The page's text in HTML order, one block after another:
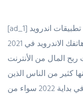
[ad_1] هذا المقال تحديث سنة 2022 حول أفضل تطبيقات اندرويد
لربح المال بنسبة 100٪ من الإنترنت عبر هاتفك الاندرويد في 2021
المال من الأنترنت
كثير من الناس الذين
سواء من